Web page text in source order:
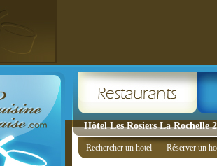
Hôtel Les Rosiers La Rochelle
Rechercher un hotel Réserver un